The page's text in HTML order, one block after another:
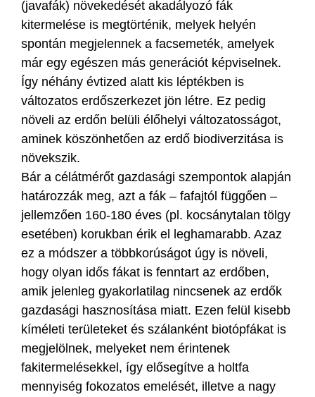
(javafák) növekedését akadályozó fák
kitermelése is megtörténik, melyek helyén
spontán megjelennek a facsemeték, amelyek
már egy egészen más generációt képviselnek.
Így néhány évtized alatt kis léptékben is
változatos erdőszerkezet jön létre. Ez pedig
növeli az erdőn belüli élőhelyi változatosságot,
aminek köszönhetően az erdő biodiverzitása is
növekszik.
Bár a célátmérőt gazdasági szempontok alapján
határozzák meg, azt a fák – fafajtól függően –
jellemzően 160-180 éves (pl. kocsánytalan tölgy
esetében) korukban érik el leghamarabb. Azaz
ez a módszer a többkorúságot úgy is növeli,
hogy olyan idős fákat is fenntart az erdőben,
amik jelenleg gyakorlatilag nincsenek az erdők
gazdasági hasznosítása miatt. Ezen felül kisebb
kíméleti területeket és szálanként biotópfákat is
megjelölnek, melyeket nem érintenek
fakitermelésekkel, így elősegítve a holtfa
mennyiség fokozatos emelését, illetve a nagy